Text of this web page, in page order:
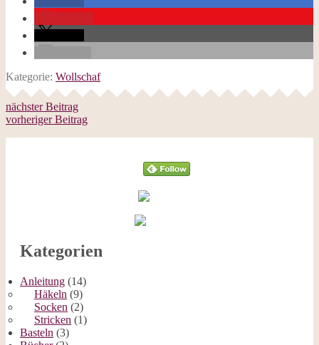
Kategorie: Wollschaf
nächster Beitrag
vorheriger Beitrag
Kategorien
Anleitung (14)
Häkeln (9)
Socken (2)
Stricken (1)
Basteln (3)